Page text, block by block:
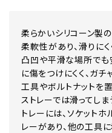
柔らかいシリコーン製
柔軟性があり、滑りに
凸凹や平滑な場所でも
に傷をつけにくく、ガチ
工具やボルトナットを
ストレーでは滑ってし
トレーには、ソケットホ
レーがあり、他の工具